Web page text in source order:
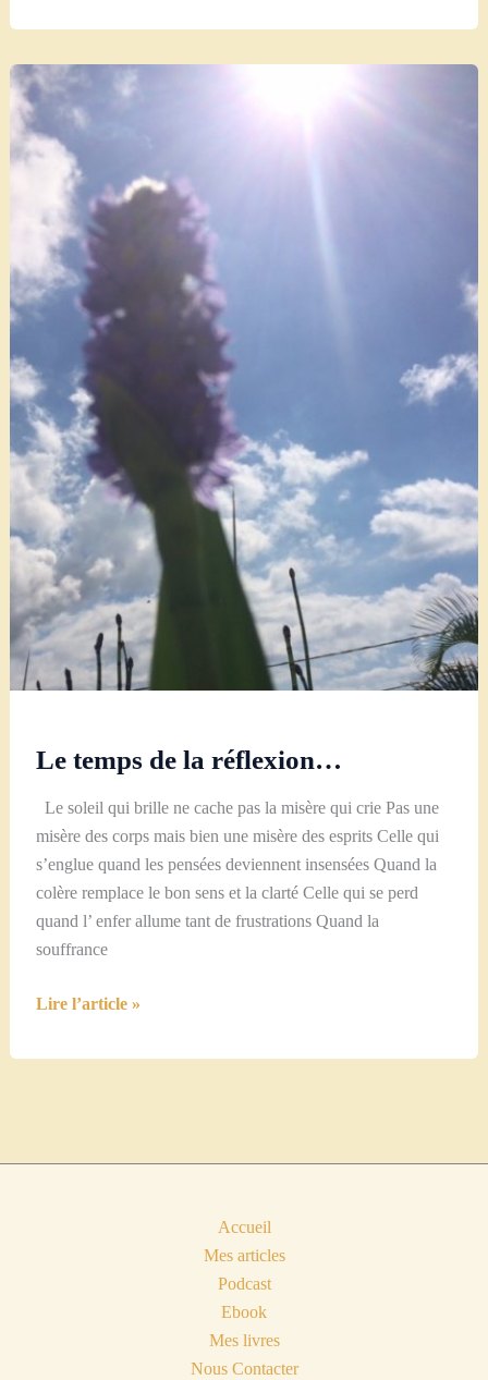
ou
board
journal
pour
confinement
épanoui
et
mouvement…
(5ème
partie)
Le temps de la réflexion…
Le soleil qui brille ne cache pas la misère qui crie Pas une
misère des corps mais bien une misère des esprits Celle qui
s’englue quand les pensées deviennent insensées Quand la
colère remplace le bon sens et la clarté Celle qui se perd
quand l’ enfer allume tant de frustrations Quand la
souffrance
Le
de
Lire l’article »
Accueil
Mes articles
Podcast
Ebook
Mes livres
Nous Contacter